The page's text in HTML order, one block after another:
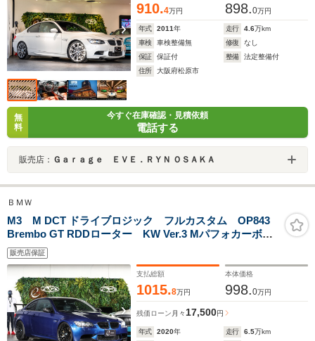
910.4万円 898.0万円
年式 2011年 走行 4.6万km
車検
車検整備無 修復
なし
保証
保証付 整備
法定整備付
住所
大阪府松原市
無
料
今すぐ在庫確認・見積依頼
電話する
販売店： Ｇａｒａｇｅ ＥＶＥ．ＲＹＮ ＯＳＡＫＡ
ＢＭＷ
M3 M DCT ドライブロジック フルカスタム OP843
Brembo GT RDDローター KW Ver.3 Mパフォカーボン
&インコネルエキゾ-スト MドライブP afe レカロ GTS
ホイール GT4カーボンウィング Individualハイエンドオ
ーディオ ルマンブルー
販売店保証
支払総額
1015.8万円
本体価格
998.0万円
残価ローン 月々 17,500円
年式 2020年 走行 6.5万km